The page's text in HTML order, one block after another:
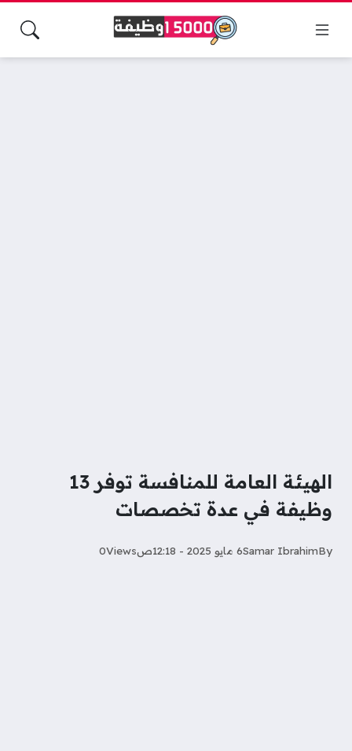
الهيئة العامة للمنافسة توفر 13
وظيفة في عدة تخصصات
By
Samar Ibrahim6 مايو 2025 - 12:18ص Views
0